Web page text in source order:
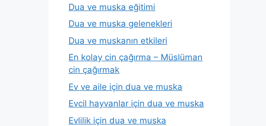
Dua ve muska eğitimi
Dua ve muska gelenekleri
Dua ve muskanın etkileri
En kolay cin çağırma – Müslüman
cin çağırmak
Ev ve aile için dua ve muska
Evcil hayvanlar için dua ve muska
Evlilik için dua ve muska